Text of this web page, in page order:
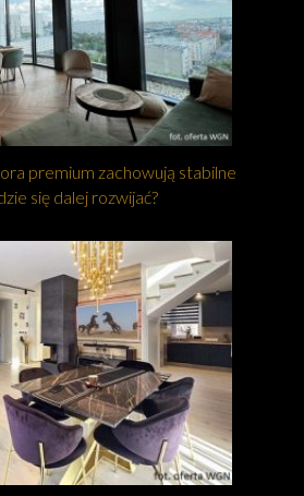
premium zachowują stabilne
się dalej rozwijać?